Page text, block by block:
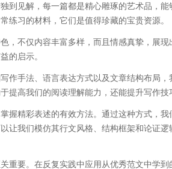
到见解，每一篇都是精心雕琢的艺术品，
练习的材料，它们是值得珍藏的宝贵资源。
，不仅内容丰富多样，而且情感真挚，展
的启示。
作手法、语言表达方式以及文章结构布局
提高我们的阅读理解能力，还能提升写作技
握精彩表述的有效方法。通过这种方式，
让我们模仿其行文风格、结构框架和论证
重要。在反复实践中应用从优秀范文中学